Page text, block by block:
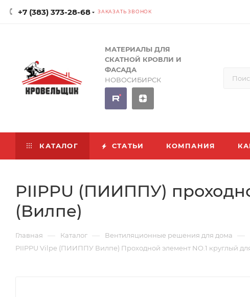
+7 (383) 373-28-68 ЗАКАЗАТЬ ЗВОНОК
МАТЕРИАЛЫ ДЛЯ
СКАТНОЙ КРОВЛИ И
ФАСАДА
НОВОСИБИРСК
КАТАЛОГ СТАТЬИ КОМПАНИЯ
PIIPPU (ПИИППУ)
(Вилпе)
Главная — Каталог — Вентиляционные решения для дома —
PIIPPU Vilpe (ПИИППУ Вилпе) Проходной элемент NO.1 круглый